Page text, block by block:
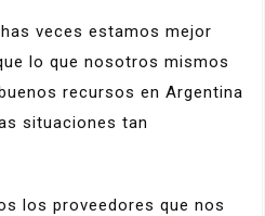
veces estamos mejor
lo que nosotros mismos
recursos en Argentina
situaciones tan
los proveedores que nos